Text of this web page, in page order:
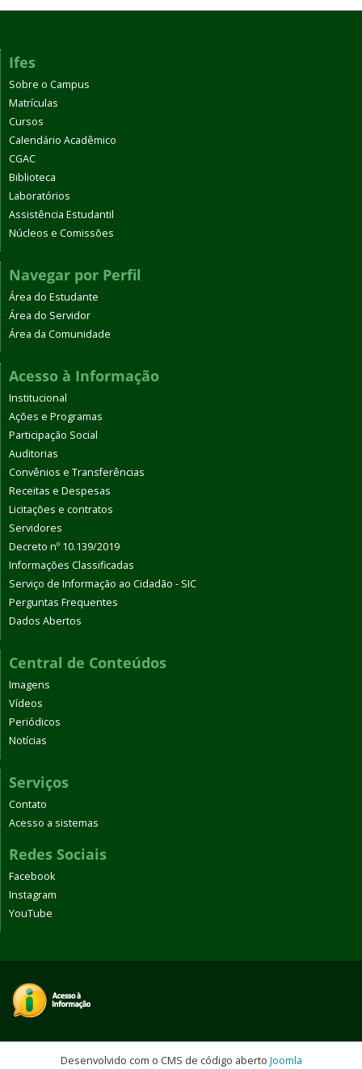
Ifes
Sobre o Campus
Matrículas
Cursos
Calendário Acadêmico
CGAC
Biblioteca
Laboratórios
Assistência Estudantil
Núcleos e Comissões
Navegar por Perfil
Área do Estudante
Área do Servidor
Área da Comunidade
Acesso à Informação
Institucional
Ações e Programas
Participação Social
Auditorias
Convênios e Transferências
Receitas e Despesas
Licitações e contratos
Servidores
Decreto nº 10.139/2019
Informações Classificadas
Serviço de Informação ao Cidadão - SIC
Perguntas Frequentes
Dados Abertos
Central de Conteúdos
Imagens
Vídeos
Periódicos
Notícias
Serviços
Contato
Acesso a sistemas
Redes Sociais
Facebook
Instagram
YouTube
Desenvolvido com o CMS de código aberto Joomla